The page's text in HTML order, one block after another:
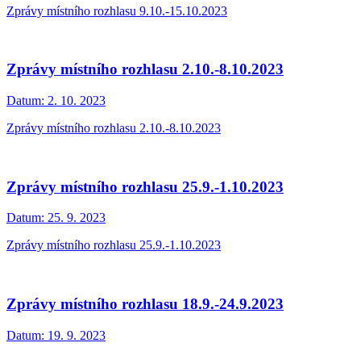
Zprávy místního rozhlasu 9.10.-15.10.2023
Zprávy místního rozhlasu 2.10.-8.10.2023
Datum: 2. 10. 2023
Zprávy místního rozhlasu 2.10.-8.10.2023
Zprávy místního rozhlasu 25.9.-1.10.2023
Datum: 25. 9. 2023
Zprávy místního rozhlasu 25.9.-1.10.2023
Zprávy místního rozhlasu 18.9.-24.9.2023
Datum: 19. 9. 2023